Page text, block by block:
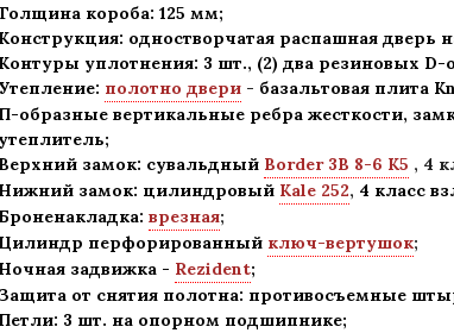
короба: 125 мм;
Конструкция: одностворчатая распашная дверь
Контуры уплотнения: 3 шт., (2) два резиновых
Утепление: полотно двери - базальтовая плита
П-образные вертикальные ребра жесткости,
утеплитель;
Верхний замок: сувальдный Border 3B 8-6 K5 , 4
Нижний замок: цилиндровый Kale 252, 4 класс
Броненакладка: врезная;
Цилиндр перфорированный ключ-вертушок;
Ночная задвижка - Rezident;
от снятия полотна: противосъемные
Петли: 3 шт. на опорном подшипнике;